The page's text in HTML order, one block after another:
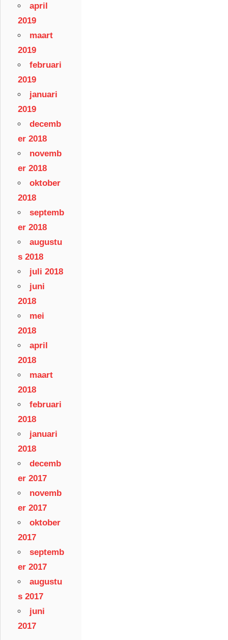
april
2019
maart
2019
februari
2019
januari
2019
decemb
er 2018
novemb
er 2018
oktober
2018
septemb
er 2018
augustu
s 2018
juli 2018
juni
2018
mei
2018
april
2018
maart
2018
februari
2018
januari
2018
decemb
er 2017
novemb
er 2017
oktober
2017
septemb
er 2017
augustu
s 2017
juni
2017